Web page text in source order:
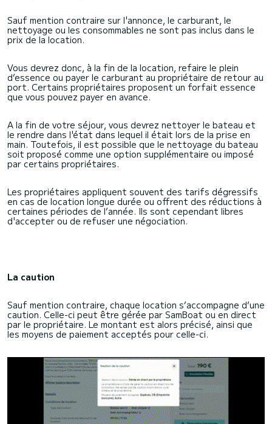
Sauf mention contraire sur l'annonce, le carburant, le
nettoyage ou les consommables ne sont pas inclus dans le
prix de la location.
Vous devrez donc, à la fin de la location, refaire le plein
d’essence ou payer le carburant au propriétaire de retour au
port. Certains propriétaires proposent un forfait essence
que vous pouvez payer en avance.
A la fin de votre séjour, vous devrez nettoyer le bateau et
le rendre dans l'état dans lequel il était lors de la prise en
main. Toutefois, il est possible que le nettoyage du bateau
soit proposé comme une option supplémentaire ou imposé
par certains propriétaires.
Les propriétaires appliquent souvent des tarifs dégressifs
en cas de location longue durée ou offrent des réductions à
certaines périodes de l’année. Ils sont cependant libres
d'accepter ou de refuser une négociation.
La caution
Sauf mention contraire, chaque location s’accompagne d’une
caution. Celle-ci peut être gérée par SamBoat ou en direct
par le propriétaire. Le montant est alors précisé, ainsi que
les moyens de paiement acceptés pour celle-ci.